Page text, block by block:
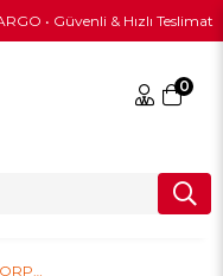
• Güvenli & Hızlı Teslimat
0